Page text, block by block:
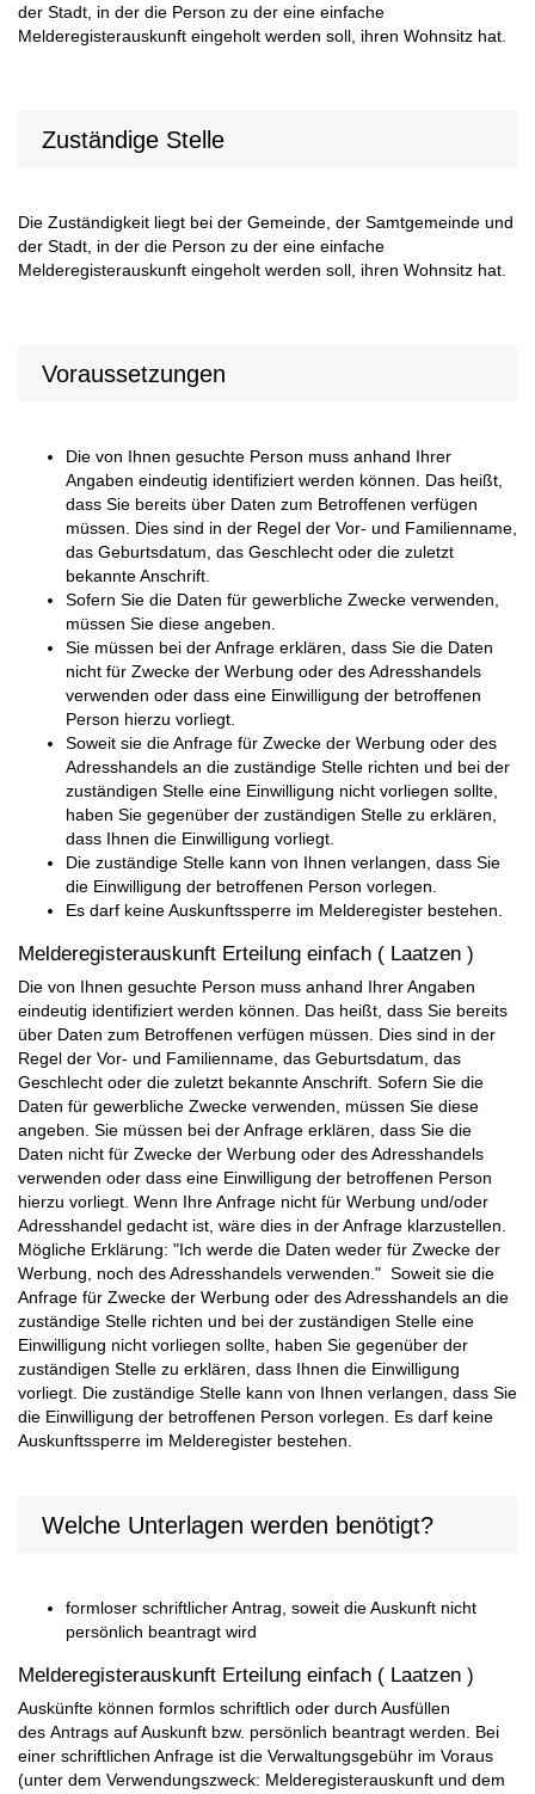
der Stadt, in der die Person zu der eine einfache
Melderegisterauskunft eingeholt werden soll, ihren Wohnsitz hat.
Zuständige Stelle
Die Zuständigkeit liegt bei der Gemeinde, der Samtgemeinde und
der Stadt, in der die Person zu der eine einfache
Melderegisterauskunft eingeholt werden soll, ihren Wohnsitz hat.
Voraussetzungen
Die von Ihnen gesuchte Person muss anhand Ihrer
Angaben eindeutig identifiziert werden können. Das heißt,
dass Sie bereits über Daten zum Betroffenen verfügen
müssen. Dies sind in der Regel der Vor- und Familienname,
das Geburtsdatum, das Geschlecht oder die zuletzt
bekannte Anschrift.
Sofern Sie die Daten für gewerbliche Zwecke verwenden,
müssen Sie diese angeben.
Sie müssen bei der Anfrage erklären, dass Sie die Daten
nicht für Zwecke der Werbung oder des Adresshandels
verwenden oder dass eine Einwilligung der betroffenen
Person hierzu vorliegt.
Soweit sie die Anfrage für Zwecke der Werbung oder des
Adresshandels an die zuständige Stelle richten und bei der
zuständigen Stelle eine Einwilligung nicht vorliegen sollte,
haben Sie gegenüber der zuständigen Stelle zu erklären,
dass Ihnen die Einwilligung vorliegt.
Die zuständige Stelle kann von Ihnen verlangen, dass Sie
die Einwilligung der betroffenen Person vorlegen.
Es darf keine Auskunftssperre im Melderegister bestehen.
Melderegisterauskunft Erteilung einfach ( Laatzen )
Die von Ihnen gesuchte Person muss anhand Ihrer Angaben
eindeutig identifiziert werden können. Das heißt, dass Sie bereits
über Daten zum Betroffenen verfügen müssen. Dies sind in der
Regel der Vor- und Familienname, das Geburtsdatum, das
Geschlecht oder die zuletzt bekannte Anschrift. Sofern Sie die
Daten für gewerbliche Zwecke verwenden, müssen Sie diese
angeben. Sie müssen bei der Anfrage erklären, dass Sie die
Daten nicht für Zwecke der Werbung oder des Adresshandels
verwenden oder dass eine Einwilligung der betroffenen Person
hierzu vorliegt. Wenn Ihre Anfrage nicht für Werbung und/oder
Adresshandel gedacht ist, wäre dies in der Anfrage klarzustellen.
Mögliche Erklärung: "Ich werde die Daten weder für Zwecke der
Werbung, noch des Adresshandels verwenden." Soweit sie die
Anfrage für Zwecke der Werbung oder des Adresshandels an die
zuständige Stelle richten und bei der zuständigen Stelle eine
Einwilligung nicht vorliegen sollte, haben Sie gegenüber der
zuständigen Stelle zu erklären, dass Ihnen die Einwilligung
vorliegt. Die zuständige Stelle kann von Ihnen verlangen, dass Sie
die Einwilligung der betroffenen Person vorlegen. Es darf keine
Auskunftssperre im Melderegister bestehen.
Welche Unterlagen werden benötigt?
formloser schriftlicher Antrag, soweit die Auskunft nicht
persönlich beantragt wird
Melderegisterauskunft Erteilung einfach ( Laatzen )
Auskünfte können formlos schriftlich oder durch Ausfüllen
des Antrags auf Auskunft bzw. persönlich beantragt werden. Bei
einer schriftlichen Anfrage ist die Verwaltungsgebühr im Voraus
(unter dem Verwendungszweck: Melderegisterauskunft und dem